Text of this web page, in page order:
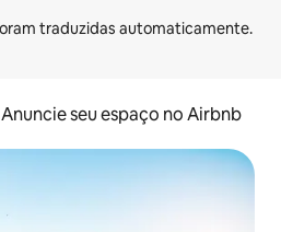
Anuncie seu espaço no Airbnb